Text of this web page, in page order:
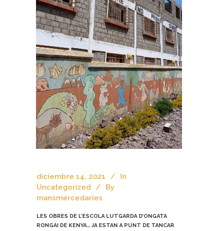
diciembre 14, 2021
In
Uncategorized
By
mansmercedaries
LES OBRES DE L’ESCOLA LUTGARDA D’ONGATA
RONGAI DE KENYA… JA ESTAN A PUNT DE TANCAR